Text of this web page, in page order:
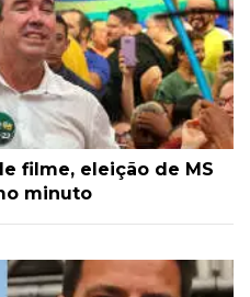
filme, eleição de MS
minuto